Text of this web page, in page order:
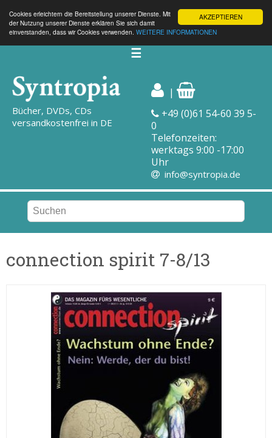
AKZEPTIEREN
Cookies erleichtern die Bereitstellung unserer Dienste. Mit
der Nutzung unserer Dienste erklären Sie sich damit
einverstanden, dass wir Cookies verwenden. WEITERE INFORMATIONEN
☰
Bücher, DVDs, CDs
versandkostenfrei in DE
|
+49 (0)61 54-60 39 5-
0
Telefonzeiten:
werktags 9:00 -17:00
Uhr
info@syntropia.de
connection spirit 7-8/13